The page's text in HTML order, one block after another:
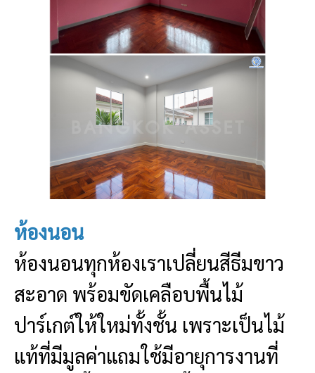
ห้องนอน
ห้องนอนทุกห้องเราเปลี่ยนสีธีมขาว
สะอาด พร้อมขัดเคลือบพื้นไม้
ปาร์เกต์ให้ใหม่ทั้งชั้น เพราะเป็นไม้
แท้ที่มีมูลค่าแถมใช้มีอายุการงานที่